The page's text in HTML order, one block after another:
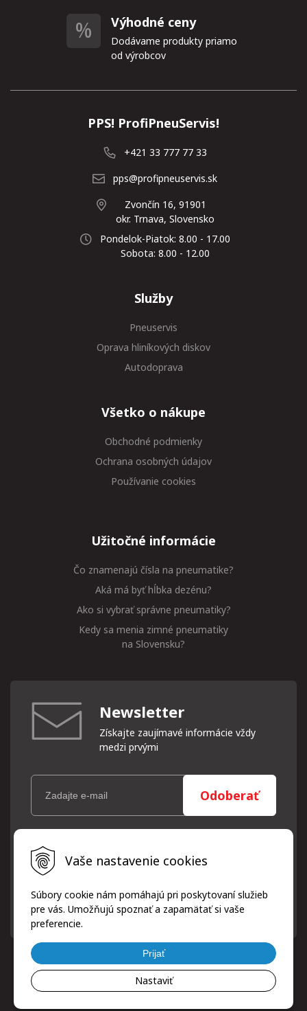
Vaše nastavenie cookies
Súbory cookie nám pomáhajú pri poskytovaní služieb
pre vás. Umožňujú spoznať a zapamätať si vaše
preferencie.
Prijať
Nastaviť
Výhodné ceny
Dodávame produkty priamo
od výrobcov
PPS! ProfiPneuServis!
+421 33 777 77 33
pps@profipneuservis.sk
Zvončín 16, 91901
okr. Trnava, Slovensko
Pondelok-Piatok: 8.00 - 17.00
Sobota: 8.00 - 12.00
Služby
Pneuservis
Oprava hliníkových diskov
Autodoprava
Všetko o nákupe
Obchodné podmienky
Ochrana osobných údajov
Používanie cookies
Užitočné informácie
Čo znamenajú čísla na pneumatike?
Aká má byť hĺbka dezénu?
Ako si vybrať správne pneumatiky?
Kedy sa menia zimné pneumatiky
na Slovensku?
Newsletter
Získajte zaujímavé informácie vždy
medzi prvými
Odoberať
Vaše osobné údaje (email) budeme spracovávať len za týmto
účelom v súlade s platnou legislatívou a zásadami ochrany
osobných údajov. Súhlas potvrdíte kliknutím na odkaz, ktorý
písomne, emailom alebo kliknutím na odkaz z ktoréhokoľvek
informačného emailu.
© 2026 ProfiPneuServis!